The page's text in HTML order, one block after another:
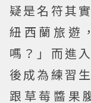
疑是名符其
紐西蘭旅遊
嗎？」而進
後成為練習
跟草莓醬果